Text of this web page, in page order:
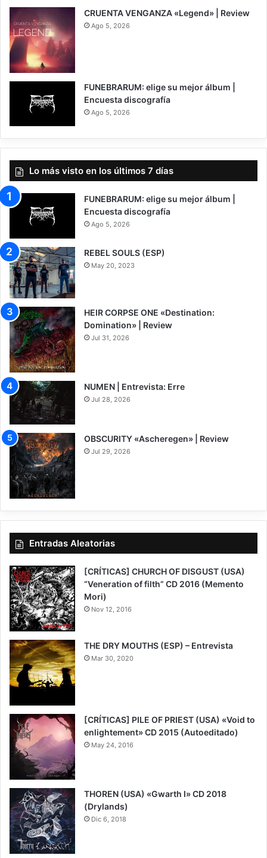
7
CRUENTA VENGANZA «Legend» | Review
Ago 5, 2026
FUNEBRARUM: elige su mejor álbum |
Encuesta discografía
Ago 5, 2026
Lo más visto en los últimos 7 días
FUNEBRARUM: elige su mejor álbum |
Encuesta discografía
Ago 5, 2026
REBEL SOULS (ESP)
May 20, 2023
8
HEIR CORPSE ONE «Destination:
Domination» | Review
Jul 31, 2026
NUMEN | Entrevista: Erre
Jul 28, 2026
7.5
OBSCURITY «Ascheregen» | Review
Jul 29, 2026
Entradas Aleatorias
[CRÍTICAS] CHURCH OF DISGUST (USA)
“Veneration of filth” CD 2016 (Memento
Mori)
Nov 12, 2016
THE DRY MOUTHS (ESP) – Entrevista
Mar 30, 2020
[CRÍTICAS] PILE OF PRIEST (USA) «Void to
enlightement» CD 2015 (Autoeditado)
May 24, 2016
8
THOREN (USA) «Gwarth I» CD 2018
(Drylands)
Dic 6, 2018